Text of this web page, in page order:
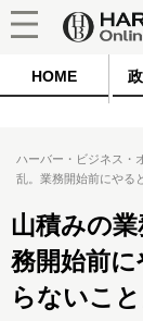
HOME
ハーバー・ビジネス・
乱。業務開始前にやる
山積みの
務開始前
らないこ